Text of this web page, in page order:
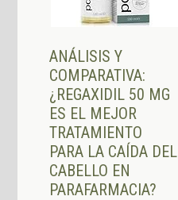
ANÁLISIS Y
COMPARATIVA:
¿REGAXIDIL 50 MG
ES EL MEJOR
TRATAMIENTO
PARA LA CAÍDA DEL
CABELLO EN
PARAFARMACIA?